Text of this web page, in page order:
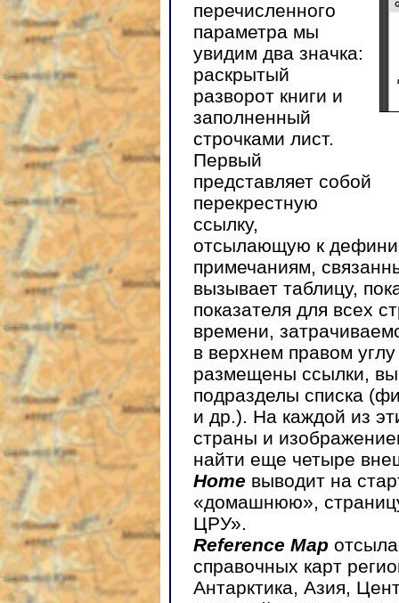
перечисленного
параметра мы
увидим два значка:
раскрытый
разворот книги и
заполненный
строчками лист.
Первый
представляет собой
перекрестную
ссылку,
отсылающую к
примечаниям,
вызывает таблицу,
показателя для всех
времени,
в верхнем правом
размещены ссылки,
подразделы списка
и др.). На каждой из
страны и
найти еще четыре
Home выводит на
«домашнюю»,
ЦРУ».
Reference Map
справочных карт
Антарктика, Азия,